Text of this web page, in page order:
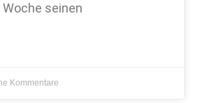
seinen
Kommentare